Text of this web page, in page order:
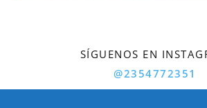
SÍGUENOS EN
@2354772351